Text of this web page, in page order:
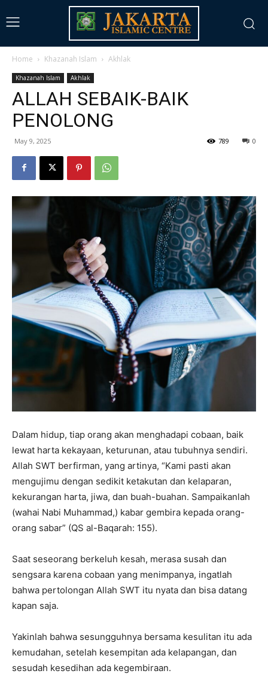
Home Khazanah Islam Akhlak
Khazanah Islam Akhlak
ALLAH SEBAIK-BAIK
PENOLONG
May 9, 2025 0
789
Dalam hidup, tiap orang akan menghadapi cobaan, baik
lewat harta kekayaan, keturunan, atau tubuhnya sendiri.
Allah SWT berfirman, yang artinya, “Kami pasti akan
mengujimu dengan sedikit ketakutan dan kelaparan,
kekurangan harta, jiwa, dan buah-buahan. Sampaikanlah
(wahai Nabi Muhammad,) kabar gembira kepada orang-
orang sabar” (QS al-Baqarah: 155).
Saat seseorang berkeluh kesah, merasa susah dan
sengsara karena cobaan yang menimpanya, ingatlah
bahwa pertolongan Allah SWT itu nyata dan bisa datang
kapan saja.
Yakinlah bahwa sesungguhnya bersama kesulitan itu ada
kemudahan, setelah kesempitan ada kelapangan, dan
sesudah kesedihan ada kegembiraan.